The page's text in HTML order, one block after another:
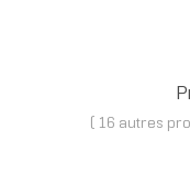
( 16 autres